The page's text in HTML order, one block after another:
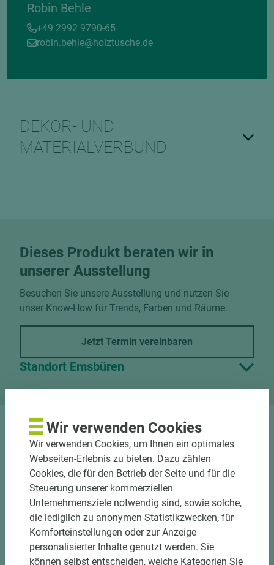
Robin Behle
+49 2992 9790-65
robin.behle@holztusche.de
DEKOR- UND
MATERIALVERBUND
Dieses Produkt beraten wir in
unserer Ausstellung
Besuchen Sie unsere Ausstellung und nutzen Sie
unser Know-How für Trends, Farben und Räume.
Jetzt Termin vereinbaren
Standort Emsbüren
Nutzen Sie unseren
Zuschnittservice
Bekantungsfähiger Fixmaßzuschnitt maßhaltig
und winkelgenau
Hohe und präzise Leistung durch
Wir verwenden Cookies
Wir verwenden Cookies, um Ihnen ein optimales
Webseiten-Erlebnis zu bieten. Dazu zählen
Cookies, die für den Betrieb der Seite und für die
Steuerung unserer kommerziellen
Unternehmensziele notwendig sind, sowie solche,
die lediglich zu anonymen Statistikzwecken, für
Komforteinstellungen oder zur Anzeige
personalisierter Inhalte genutzt werden. Sie
können selbst entscheiden, welche Kategorien Sie